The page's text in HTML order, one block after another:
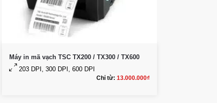
Máy in mã vạch TSC TX200 / TX300 / TX600
203 DPI, 300 DPI, 600 DPI
Chỉ từ: 13.000.000₫